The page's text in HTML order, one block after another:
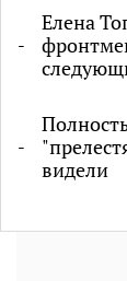
Елена
видели